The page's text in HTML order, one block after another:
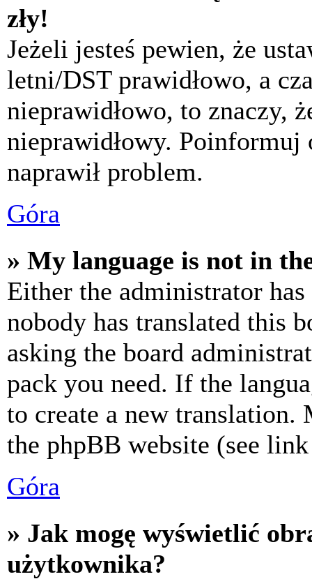
zły!
Jeżeli jesteś pewien, że
letni/DST prawidłowo, a
nieprawidłowo, to znaczy,
nieprawidłowy.
naprawił problem.
Góra
» My language is not in
Either the administrator
nobody has translated this
asking the board
pack you need. If the
to create a new
the phpBB website (see
Góra
» Jak mogę wyświetlić
użytkownika?